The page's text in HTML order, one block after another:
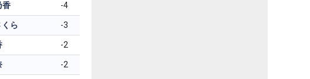
香 -4
ら -3
-2
-2